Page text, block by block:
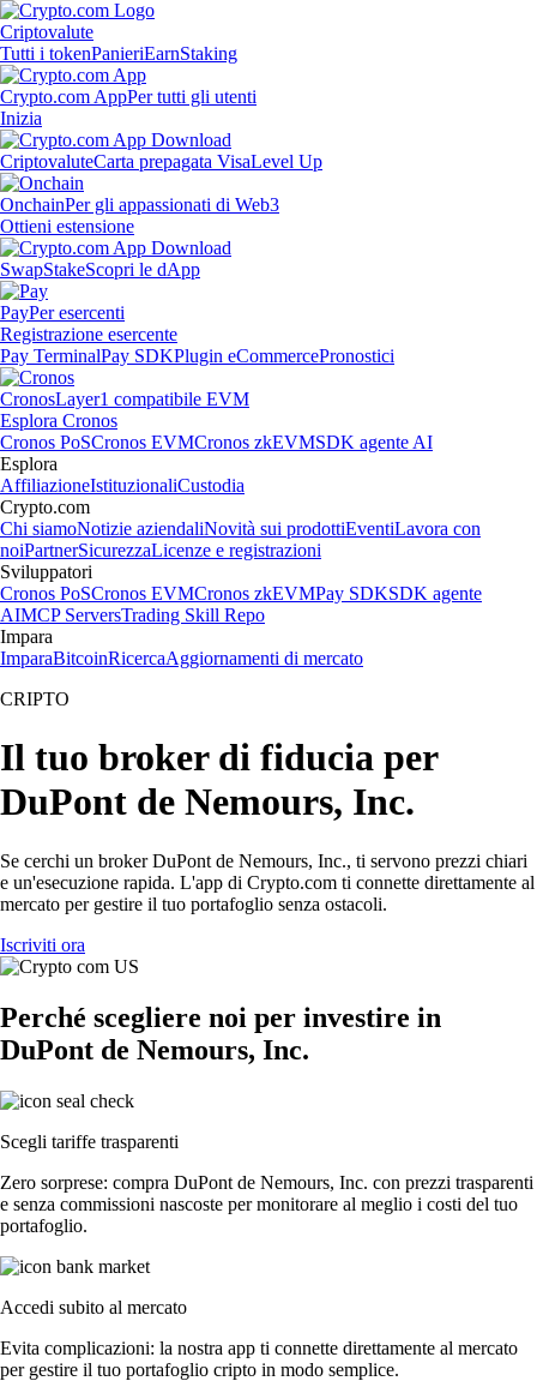
Criptovalute
Tutti i tokenPanieriEarnStaking
Crypto.com AppPer tutti gli utenti
Inizia
CriptovaluteCarta prepagata VisaLevel Up
OnchainPer gli appassionati di Web3
Ottieni estensione
SwapStakeScopri le dApp
PayPer esercenti
Registrazione esercente
Pay TerminalPay SDKPlugin eCommercePronostici
CronosLayer1 compatibile EVM
Esplora Cronos
Cronos PoSCronos EVMCronos zkEVMSDK agente AI
Esplora
AffiliazioneIstituzionaliCustodia
Crypto.com
Chi siamoNotizie aziendaliNovità sui prodottiEventiLavora con
noiPartnerSicurezzaLicenze e registrazioni
Sviluppatori
Cronos PoSCronos EVMCronos zkEVMPay SDKSDK agente
AIMCP ServersTrading Skill Repo
Impara
ImparaBitcoinRicercaAggiornamenti di mercato
CRIPTO
Il tuo broker di fiducia per
DuPont de Nemours, Inc.
Se cerchi un broker DuPont de Nemours, Inc., ti servono prezzi chiari
e un'esecuzione rapida. L'app di Crypto.com ti connette direttamente al
mercato per gestire il tuo portafoglio senza ostacoli.
Iscriviti ora
Perché scegliere noi per investire in
DuPont de Nemours, Inc.
Scegli tariffe trasparenti
Zero sorprese: compra DuPont de Nemours, Inc. con prezzi trasparenti
e senza commissioni nascoste per monitorare al meglio i costi del tuo
portafoglio.
Accedi subito al mercato
Evita complicazioni: la nostra app ti connette direttamente al mercato
per gestire il tuo portafoglio cripto in modo semplice.